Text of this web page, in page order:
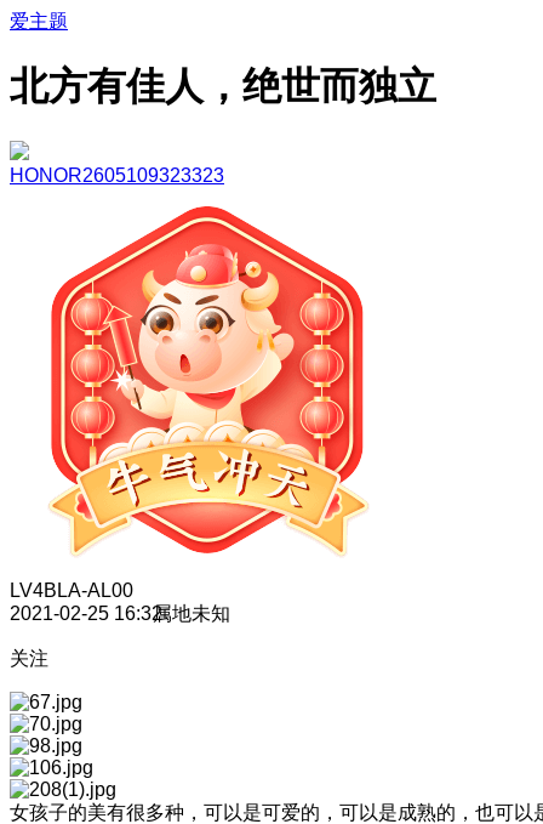
爱主题
北方有佳人，绝世而独立
HONOR2605109323323
LV4BLA-AL00
2021-02-25 16:32属地未知
关注
女孩子的美有很多种，可以是可爱的，可以是成熟的，也可以